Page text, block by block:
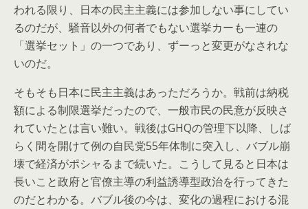
われる限り、日本の民主主義には参加しない事にしてい
るのだが、騒音以外の何者でもない選挙カーも一連の
「選挙セット」の一つであり、ずーっと変更がなされな
いのだ。
そもそも日本に民主主義はあっただろうか。戦前は納税
額による制限選挙だったので、一般市民の民意が反映さ
れていたとは言い難い。戦後はGHQの管理下以降、しば
らく間を開けて例の自民党55年体制に突入し、バブル崩
壊で経済がポシャるまで続いた。こうして見ると日本は
長いこと政府と官僚主導の利益誘導型政治を行ってきた
のだとわかる。バブル後の今は、変化の過程における混